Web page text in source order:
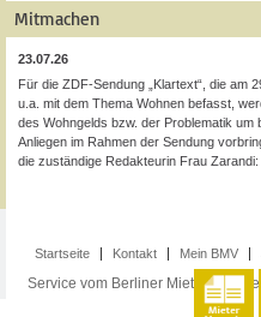
Mitmachen
23.07.26
Für die ZDF-Sendung „Klartext“, die am
u.a. mit dem Thema Wohnen befasst,
des Wohngelds bzw. der Problematik
Anliegen im Rahmen der Sendung
die zuständige Redakteurin Frau Zarandi:
Startseite Kontakt Mein BMV
Service vom Berliner Mieterverein